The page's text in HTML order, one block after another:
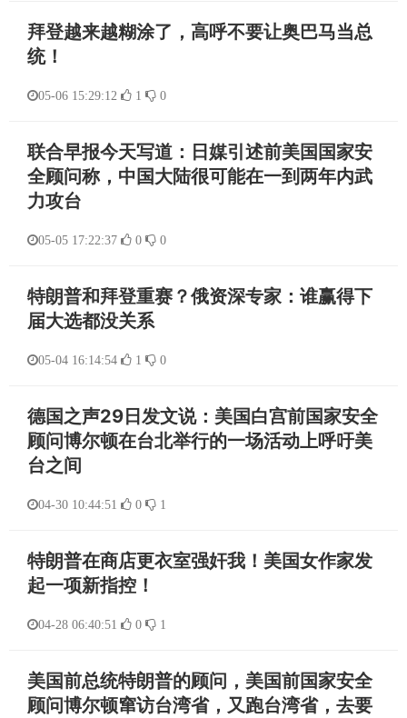
拜登越来越糊涂了，高呼不要让奥巴马当总
统！
05-06 15:29:12 1 0
联合早报今天写道：日媒引述前美国国家安
全顾问称，中国大陆很可能在一到两年内武
力攻台
05-05 17:22:37 0 0
特朗普和拜登重赛？俄资深专家：谁赢得下
届大选都没关系
05-04 16:14:54 1 0
德国之声29日发文说：美国白宫前国家安全
顾问博尔顿在台北举行的一场活动上呼吁美
台之间
04-30 10:44:51 0 1
特朗普在商店更衣室强奸我！美国女作家发
起一项新指控！
04-28 06:40:51 0 1
美国前总统特朗普的顾问，美国前国家安全
顾问博尔顿窜访台湾省，又跑台湾省，去要